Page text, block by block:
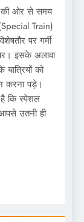
ओर से समय
Train)
पर गर्मी
इसके अलावा
यात्रियों को
करना पड़े।
कि स्पेशल
उतनी ही